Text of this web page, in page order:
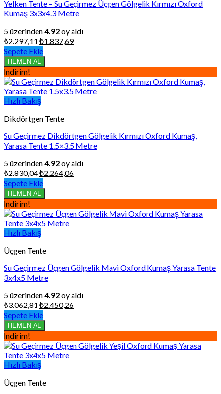
Yelken Tente – Su Geçirmez Üçgen Gölgelik Kırmızı Oxford
Kumaş 3x3x4.3 Metre
5 üzerinden4.92oy aldı
₺2.297,11Orijinal
fiyat:
₺2.297,11.
₺1.837,69Şu
₺1.837,69.
Sepete Ekle
HEMEN AL
İndirim!
Hızlı Bakış
Dikdörtgen Tente
Su Geçirmez Dikdörtgen Gölgelik Kırmızı Oxford Kumaş,
Yarasa Tente 1.5×3.5 Metre
5 üzerinden4.92oy aldı
₺2.830,04Orijinal
fiyat:
₺2.830,04.
₺2.264,06
₺2.264,06.
Sepete Ekle
HEMEN AL
İndirim!
Hızlı Bakış
Üçgen Tente
Su Geçirmez Üçgen Gölgelik Mavi Oxford Kumaş Yarasa Tente
3x4x5 Metre
5 üzerinden4.92oy aldı
₺3.062,81Orijinal
fiyat:
₺3.062,81.
₺2.450,26
₺2.450,26.
Sepete Ekle
HEMEN AL
İndirim!
Hızlı Bakış
Üçgen Tente